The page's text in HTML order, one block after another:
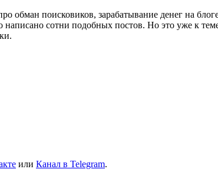
обман поисковиков, зарабатывание денег на
сотни подобных постов. Но это уже к
или Канал в Telegram.